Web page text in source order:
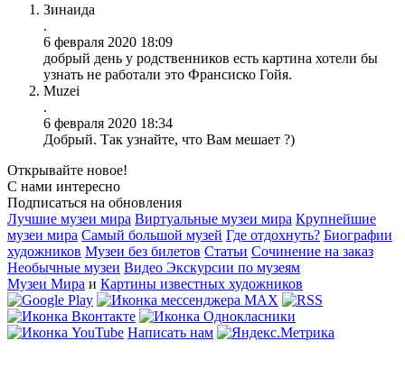
Зинаида
.
6 февраля 2020 18:09
добрый день у родственников есть картина хотели бы
узнать не работали это Франсиско Гойя.
Muzei
.
6 февраля 2020 18:34
Добрый. Так узнайте, что Вам мешает ?)
Открывайте новое!
С нами интересно
Подписаться на обновления
Лучшие музеи мира Виртуальные музеи мира Крупнейшие
музеи мира Самый большой музей Где отдохнуть? Биографии
художников Музеи без билетов Статьи Сочинение на заказ
Необычные музеи Видео Экскурсии по музеям
Музеи Мира и Картины известных художников
Написать нам